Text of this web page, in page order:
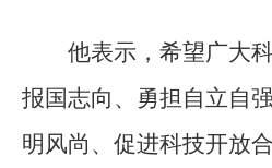
他表示，希望广大
报国志向、勇担自立自
明风尚、促进科技开放